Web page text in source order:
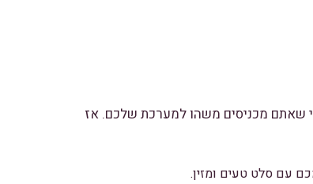
שאתם מכניסים משהו למערכת שלכם. אז
עם סלט טעים ומזין.